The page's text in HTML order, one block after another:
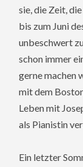
sie, die Zeit,
bis zum Juni
unbeschwert
schon immer
gerne machen
mit dem
Leben mit
als Pianistin
Ein letzter